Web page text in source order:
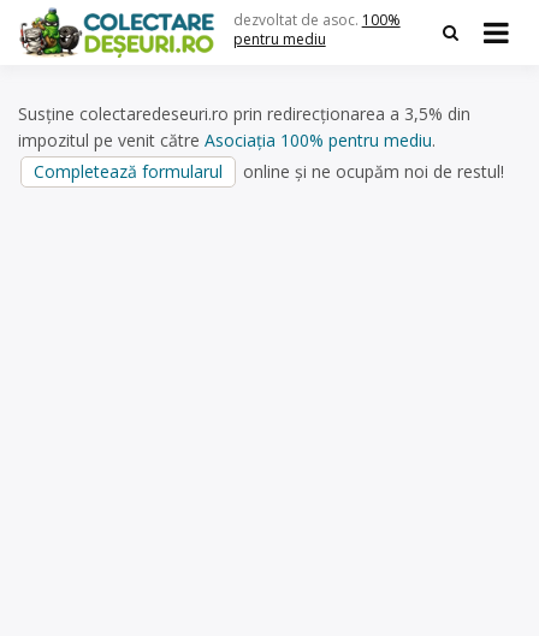
content
dezvoltat de asoc. 100%
pentru mediu
Susține colectaredeseuri.ro prin redirecționarea a 3,5% din
impozitul pe venit către Asociația 100% pentru mediu.
Completează formularul
online și ne ocupăm noi de restul!